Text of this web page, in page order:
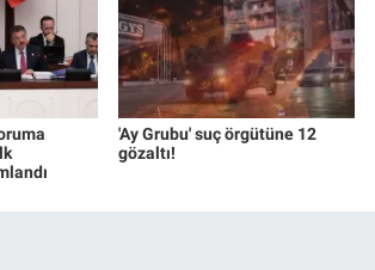
'Ay Grubu' suç örgütüne 12
gözaltı!